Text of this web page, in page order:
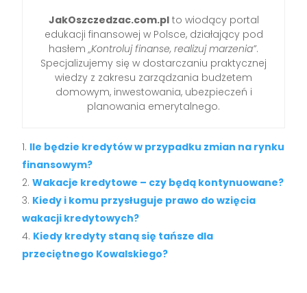
JakOszczedzac.com.plto wiodący portal
edukacji finansowej w Polsce, działający pod
hasłem „Kontroluj finanse, realizuj marzenia”.
Specjalizujemy się w dostarczaniu praktycznej
wiedzy z zakresu zarządzania budżetem
domowym, inwestowania, ubezpieczeń i
planowania emerytalnego.
Ile będzie kredytów w przypadku zmian na rynku
finansowym?
Wakacje kredytowe – czy będą kontynuowane?
Kiedy i komu przysługuje prawo do wzięcia
wakacji kredytowych?
Kiedy kredyty staną się tańsze dla
przeciętnego Kowalskiego?